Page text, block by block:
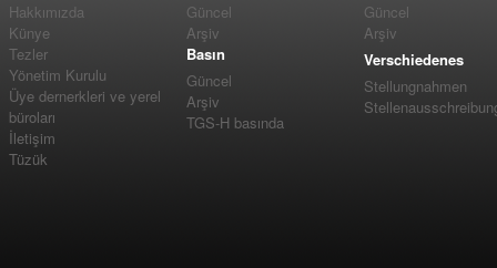
Hakkımızda
Künye
Tezler
Yönetim Kurulu
Üye dernerkleri ve yerel
büroları
İletişim
Tüzük
Güncel
Arşiv
Basın
Güncel
Arşiv
TGS-H basında
Güncel
Arşiv
Verschiedenes
Stellungnahmen